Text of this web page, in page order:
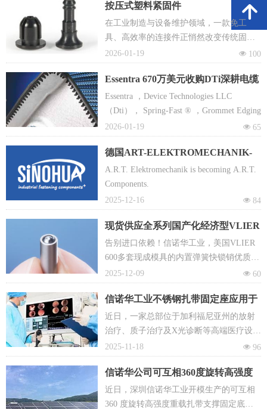
按压式塑料紧固件
在工业制造与设备维护领域，一款免工
具、高效率的连接件正悄然改变传统固定
模式 —— 它就是按压式塑料紧固件。快速
拆装，轻量化，防震防松，绝缘防腐等优
势，让他成为替代传统螺丝、铆钉的理想
选择，在轻量化、快节奏的生产运维场景
中占据重要地位。
넶 100
2026-01-19
Essentra 670万美元收购DTi深耕电缆
保护赛道
Essentra ，Device Technologies LLC
（Dti）， Spring-Fast ® ，Grommet Edging
넶 65
2026-01-19
德国ART-ELEKTROMECHANIK-
GMBH公司更名为A.R.T.
Components GmbH
A.R.T. Elektromechanik is becoming A.R.T.
Components.
넶 84
2025-12-16
现货供应全系列国产化经济型VLIER
快锁定位销
告别进口依赖！信诺华工业，美国VLIER
600多套现成模具的内置弹簧快锁销优质平
替之选
넶 60
2025-12-09
信诺华工业不锈钢扎带固定座应用于
医用高能射线治疗设备
近日，一家总部位于加利福尼亚州的放射
治疗、质子治疗及X光诊断等高端医疗设备
生产厂家和我们达成了不锈钢扎带固定座
的年度合作框架协议
넶 96
2025-11-18
信诺华公司可互相360度旋转高强度
重载扎带支撑固定底座TMEH-X2-
L0YCHN打败欧美品牌中标太阳能储
近日，深圳信诺华工业开模生产的可互相
360 度旋转高强度重载扎带支撑固定底座
녕